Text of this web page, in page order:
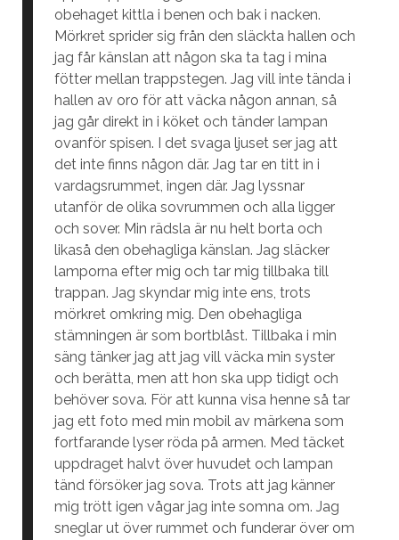
obehaget kittla i benen och bak i nacken.
Mörkret sprider sig från den släckta hallen och
jag får känslan att någon ska ta tag i mina
fötter mellan trappstegen. Jag vill inte tända i
hallen av oro för att väcka någon annan, så
jag går direkt in i köket och tänder lampan
ovanför spisen. I det svaga ljuset ser jag att
det inte finns någon där. Jag tar en titt in i
vardagsrummet, ingen där. Jag lyssnar
utanför de olika sovrummen och alla ligger
och sover. Min rädsla är nu helt borta och
likaså den obehagliga känslan. Jag släcker
lamporna efter mig och tar mig tillbaka till
trappan. Jag skyndar mig inte ens, trots
mörkret omkring mig. Den obehagliga
stämningen är som bortblåst. Tillbaka i min
säng tänker jag att jag vill väcka min syster
och berätta, men att hon ska upp tidigt och
behöver sova. För att kunna visa henne så tar
jag ett foto med min mobil av märkena som
fortfarande lyser röda på armen. Med täcket
uppdraget halvt över huvudet och lampan
tänd försöker jag sova. Trots att jag känner
mig trött igen vågar jag inte somna om. Jag
sneglar ut över rummet och funderar över om